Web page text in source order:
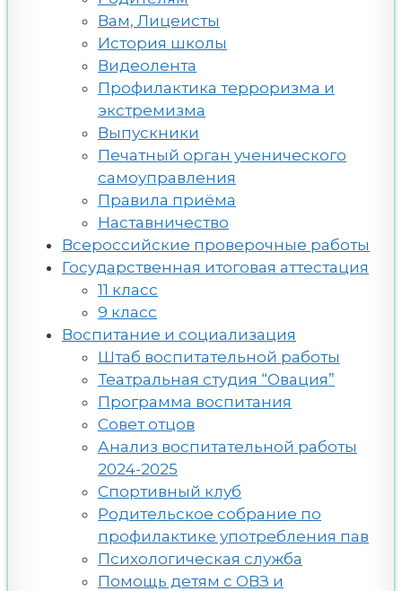
Вам, Лицеисты
История школы
Видеолента
Профилактика терроризма и
экстремизма
Выпускники
Печатный орган ученического
самоуправления
Правила приёма
Наставничество
Всероссийские проверочные работы
Государственная итоговая аттестация
11 класс
9 класс
Воспитание и социализация
Штаб воспитательной работы
Театральная студия “Овация”
Программа воспитания
Совет отцов
Анализ воспитательной работы
2024-2025
Спортивный клуб
Родительское собрание по
профилактике употребления пав
Психологическая служба
Помощь детям с ОВЗ и